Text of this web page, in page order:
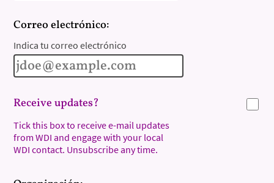
Correo electrónico:
Indica tu correo electrónico
Receive updates?
Tick this box to receive e-mail updates
from WDI and engage with your local
WDI contact. Unsubscribe any time.